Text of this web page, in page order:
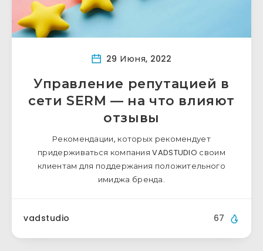
29 Июня, 2022
Управление репутацией в
сети SERM — на что влияют
отзывы
Рекомендации, которых рекомендует
придерживаться компания VADSTUDIO своим
клиентам для поддержания положительного
имиджа бренда.
vadstudio 67